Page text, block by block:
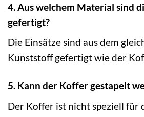
4. Aus welchem Material sind
gefertigt?
Die Einsätze sind aus dem
Kunststoff gefertigt wie der
5. Kann der Koffer gestapelt
Der Koffer ist nicht speziell für